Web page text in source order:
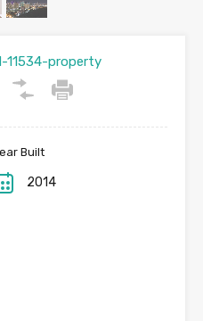
11534-property
Built
2014